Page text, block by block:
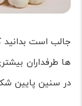
جالب است
ها طرفداران
در سنین پایین